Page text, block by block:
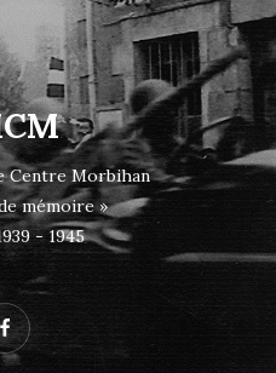
Centre Morbihan
mémoire »
- 1945
Facebook